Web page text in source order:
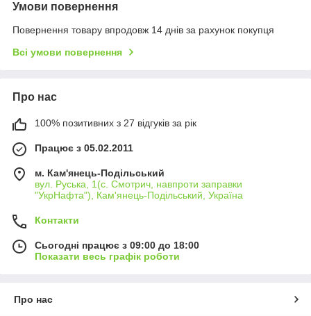
Умови повернення
Повернення товару впродовж 14 днів за рахунок покупця
Всі умови повернення
Про нас
100% позитивних з 27 відгуків за рік
Працює з 05.02.2011
м. Кам'янець-Подільський
вул. Руська, 1(с. Смотрич, навпроти заправки
"УкрНафта"), Кам'янець-Подільський, Україна
Контакти
Сьогодні працює з 09:00 до 18:00
Показати весь графік роботи
Про нас